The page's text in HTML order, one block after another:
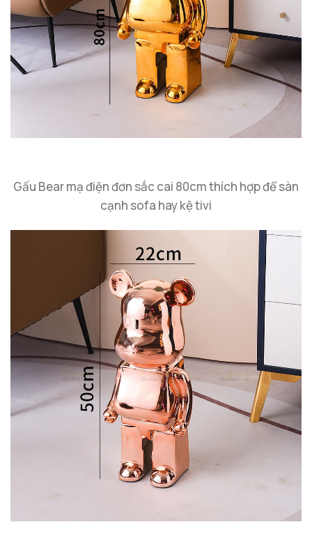
Gấu Bear mạ điện đơn sắc cai 80cm thích hợp để sàn
cạnh sofa hay kệ tivi